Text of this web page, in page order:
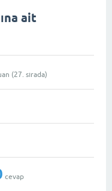
ait
(27 . sırada)
cevap